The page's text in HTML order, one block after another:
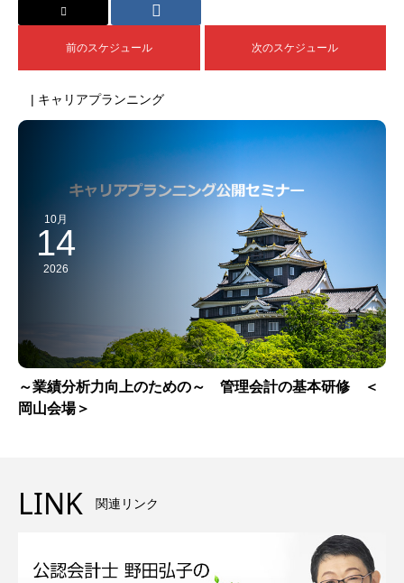
前のスケジュール 次のスケジュール
| キャリアプランニング
10月
14
2026
～業績分析力向上のための～ 管理会計の基本研修 ＜
岡山会場＞
LINK 関連リンク